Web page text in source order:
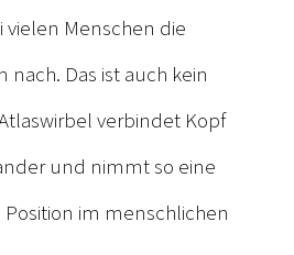
Menschen die
Das ist auch kein
verbindet Kopf
und nimmt so eine
im menschlichen